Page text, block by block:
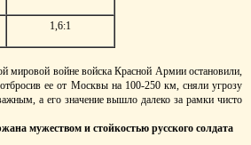
1,6:1
мировой войне войска Красной Армии остановили,
ее от Москвы на 100-250 км, сняли угрозу
а его значение вышло далеко за рамки чисто
мужеством и стойкостью русского солдата